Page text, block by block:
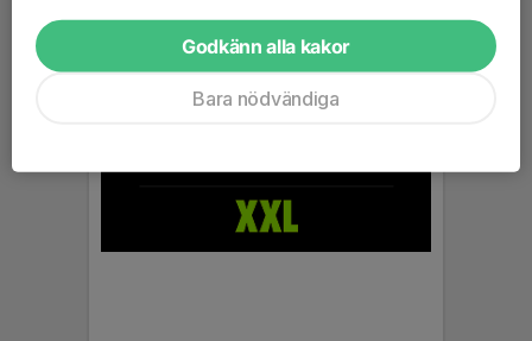
Godkänn alla kakor
Bara nödvändiga